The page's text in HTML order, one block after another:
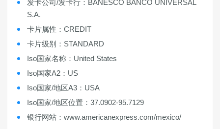
发卡公司/发卡行：BANESCO BANCO UNIVERSAL
S.A.
卡片属性：CREDIT
卡片级别：STANDARD
Iso国家名称：United States
Iso国家A2：US
Iso国家/地区A3：USA
Iso国家/地区位置：37.0902-95.7129
银行网站：www.americanexpress.com/mexico/